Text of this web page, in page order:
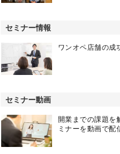
セミナー情報
ワンオペ店舗の成
セミナー動画
開業までの課題を
ミナーを動画で配